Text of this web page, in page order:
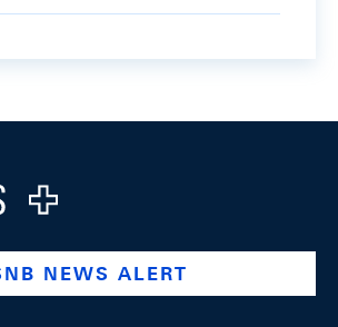
company/swiss-national-
www.youtube.com/@swissnationalbank
NEWS ALERT